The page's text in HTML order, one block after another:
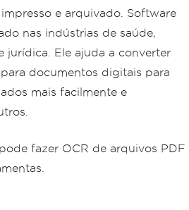
e arquivado. Software
nas indústrias de saúde,
jurídica. Ele ajuda a converter
documentos digitais para
mais facilmente e
fazer OCR de arquivos PDF